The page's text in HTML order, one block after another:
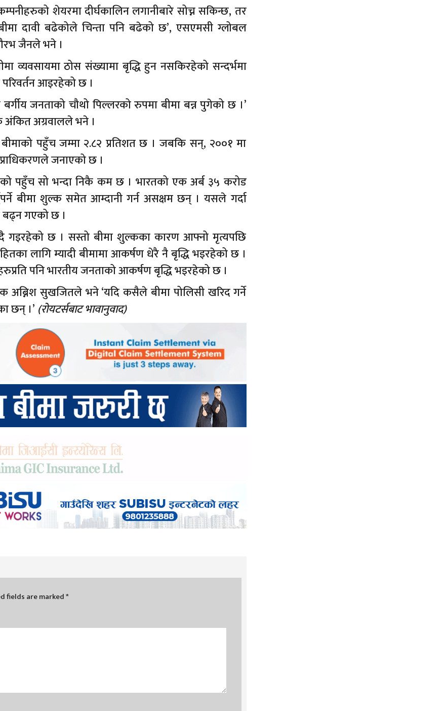
शेयरमा दीर्घकालिन लगानीबारे सोच्न सकिन्छ, तर
दावी बढेकोले चिन्ता पनि बढेको छ’, एसएमसी ग्लोबल
जैनले भने ।
व्यवसायमा ठोस संख्यामा बृद्धि हुन नसकिरहेको सन्दर्भमा
आइरहेको छ ।
जनताको चौथो पिल्लरको रुपमा बीमा बन्न पुगेको छ ।’
अंकित अग्रवालले भने ।
पहुँच जम्मा २.८२ प्रतिशत छ । जबकि सन्, २००१ मा
जनाएको छ ।
पहुँच सो भन्दा निकै कम छ । भारतको एक अर्ब ३५ करोड
बीमा शुल्क समेत आम्दानी गर्न असक्षम छन् । यसले गर्दा
गएको छ ।
गइरहेको छ । सस्तो बीमा शुल्कका कारण आफ्नो मृत्यपछि
लागि म्यादी बीमामा आकर्षण धेरै नै बृद्धि भइरहेको छ ।
पनि भारतीय जनताको आकर्षण बृद्धि भइरहेको छ ।
अब्निश सुखजितले भने ‘यदि कसैले बीमा पोलिसी खरिद गर्ने
छन् ।’ (रोयटर्सबाट भावानुवाद)
fields are marked*